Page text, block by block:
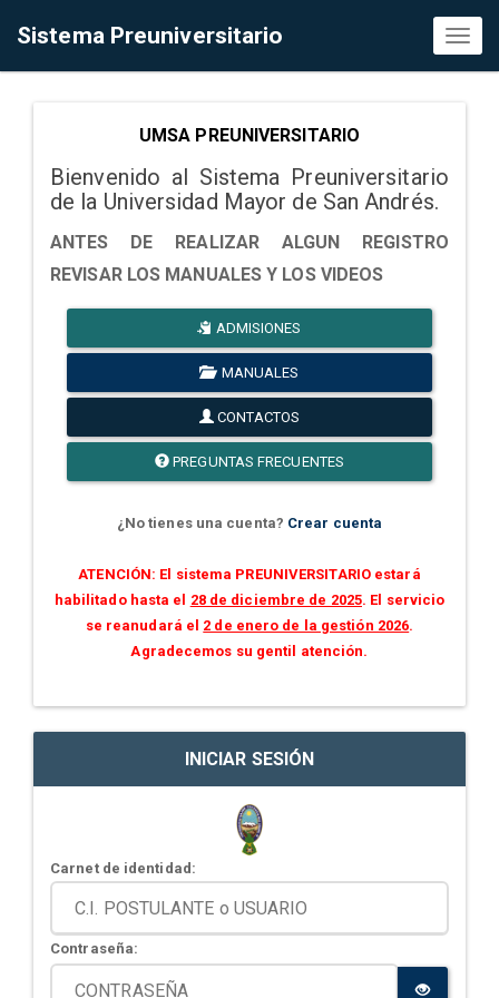
Sistema Preuniversitario
UMSA PREUNIVERSITARIO
Bienvenido al Sistema Preuniversitario
de la Universidad Mayor de San Andrés.
ANTES DE REALIZAR ALGUN REGISTRO
REVISAR LOS MANUALES Y LOS VIDEOS
ADMISIONES
MANUALES
CONTACTOS
PREGUNTAS FRECUENTES
¿No tienes una cuenta? Crear cuenta
ATENCIÓN: El sistema PREUNIVERSITARIO estará
habilitado hasta el 28 de diciembre de 2025. El servicio
se reanudará el 2 de enero de la gestión 2026.
Agradecemos su gentil atención.
INICIAR SESIÓN
Carnet de identidad:
Contraseña: